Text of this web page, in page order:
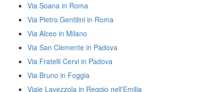
Via Soana in Roma
Via Pietro Gentilini in Roma
Via Alceo in Milano
Via San Clemente in Padova
Via Fratelli Cervi in Padova
Via Bruno in Foggia
Viale Lavezzola in Reggio nell'Emilia